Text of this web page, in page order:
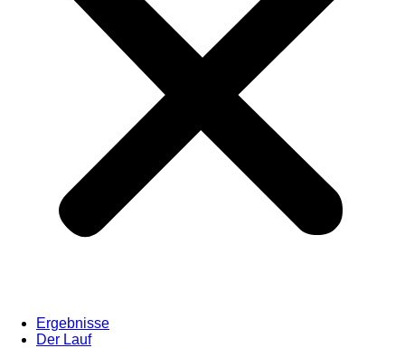
Ergebnisse
Der Lauf